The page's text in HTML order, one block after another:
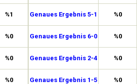
%1
%0
%0
%0
Genaues Ergebnis 5-1 %0
Genaues Ergebnis 6-0 %0
Genaues Ergebnis 2-4 %0
Genaues Ergebnis 1-5 %0